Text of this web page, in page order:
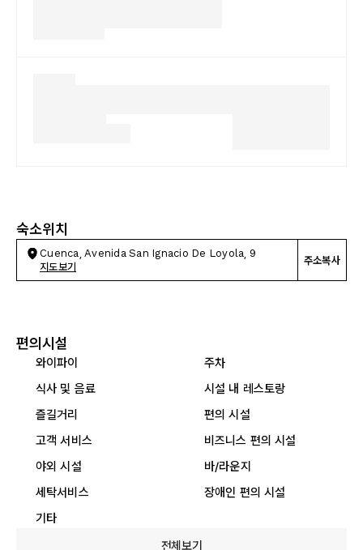
숙소위치
Cuenca, Avenida San Ignacio De Loyola, 9
지도보기
주소복사
편의시설
와이파이
주차
식사 및 음료
시설 내 레스토랑
즐길거리
편의 시설
고객 서비스
비즈니스 편의 시설
야외 시설
바/라운지
세탁서비스
장애인 편의 시설
기타
전체보기